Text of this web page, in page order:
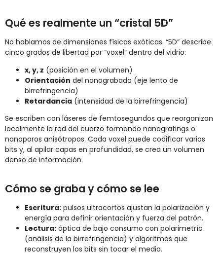
Qué es realmente un “cristal 5D”
No hablamos de dimensiones físicas exóticas. “5D” describe
cinco grados de libertad por “voxel” dentro del vidrio:
x, y, z (posición en el volumen)
Orientación del nanograbado (eje lento de
birrefringencia)
Retardancia (intensidad de la birrefringencia)
Se escriben con láseres de femtosegundos que reorganizan
localmente la red del cuarzo formando nanogratings o
nanoporos anisótropos. Cada voxel puede codificar varios
bits y, al apilar capas en profundidad, se crea un volumen
denso de información.
Cómo se graba y cómo se lee
Escritura: pulsos ultracortos ajustan la polarización y
energía para definir orientación y fuerza del patrón.
Lectura: óptica de bajo consumo con polarimetría
(análisis de la birrefringencia) y algoritmos que
reconstruyen los bits sin tocar el medio.